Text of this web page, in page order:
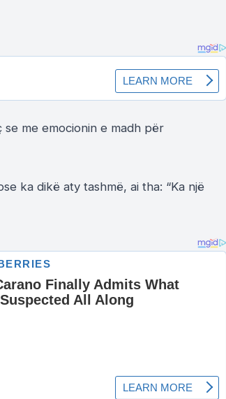
me emocionin e madh për
ka dikë aty tashmë, ai tha: “Ka një